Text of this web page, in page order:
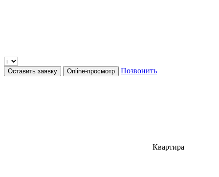
Оставить заявку Online-просмотр Позвонить
Квартира